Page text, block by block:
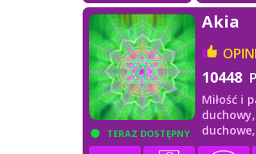
TERAZ DOSTĘPNY
Akia
10448
Miłość i
duchowy,
duchowe,
i